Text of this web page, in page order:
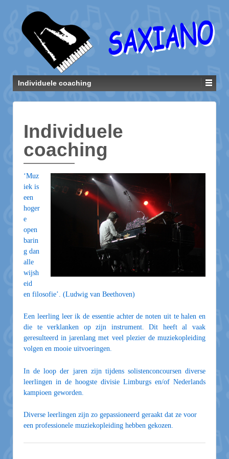
Individuele coaching
Individuele
coaching
‘Muz
iek is
een
hoger
e
open
barin
g dan
alle
wijsh
eid
en filosofie’. (Ludwig van Beethoven)
Een leerling leer ik de essentie achter de noten uit te halen en
die te verklanken op zijn instrument. Dit heeft al vaak
geresulteerd in jarenlang met veel plezier de muziekopleiding
volgen en mooie uitvoeringen.
In de loop der jaren zijn tijdens solistenconcoursen diverse
leerlingen in de hoogste divisie Limburgs en/of Nederlands
kampioen geworden.
Diverse leerlingen zijn zo gepassioneerd geraakt dat ze voor
een professionele muziekopleiding hebben gekozen.